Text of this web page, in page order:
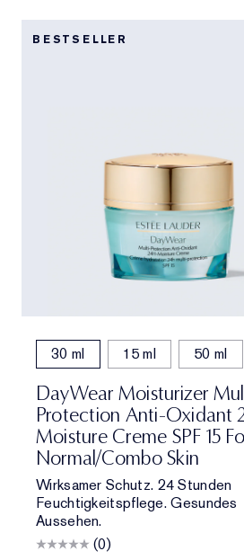
BESTSELLER
30 ml 15 ml 50 ml
DayWear Moisturizer
Protection Anti-Oxidant
Moisture Creme SPF 15
Normal/Combo Skin
Wirksamer Schutz. 24 Stunden
Feuchtigkeitspflege. Gesundes
Aussehen.
(0)